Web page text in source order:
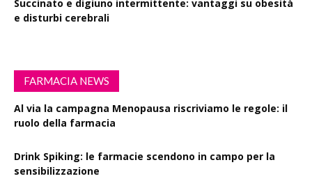
Succinato e digiuno intermittente: vantaggi su obesità
e disturbi cerebrali
FARMACIA NEWS
Al via la campagna Menopausa riscriviamo le regole: il
ruolo della farmacia
Drink Spiking: le farmacie scendono in campo per la
sensibilizzazione